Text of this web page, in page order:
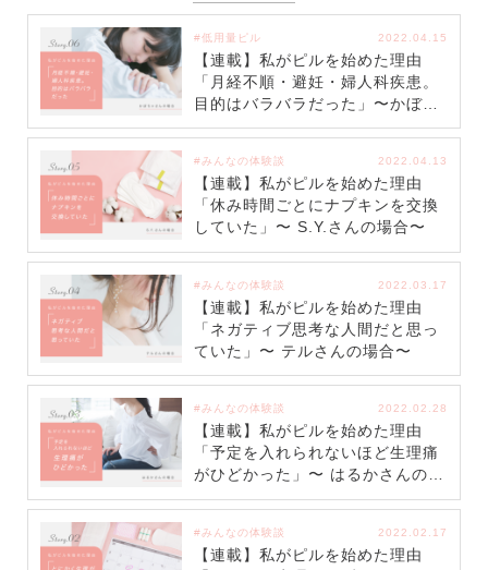
#低用量ピル 2022.04.15
【連載】私がピルを始めた理由
「月経不順・避妊・婦人科疾患。
目的はバラバラだった」〜かぼち
ゃさんの場合〜
#みんなの体験談 2022.04.13
【連載】私がピルを始めた理由
「休み時間ごとにナプキンを交換
していた」〜 S.Y.さんの場合〜
#みんなの体験談 2022.03.17
【連載】私がピルを始めた理由
「ネガティブ思考な人間だと思っ
ていた」〜 テルさんの場合〜
#みんなの体験談 2022.02.28
【連載】私がピルを始めた理由
「予定を入れられないほど生理痛
がひどかった」〜 はるかさんの場
合〜
#みんなの体験談 2022.02.17
【連載】私がピルを始めた理由